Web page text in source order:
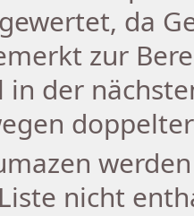
da
zur
in der
nicht